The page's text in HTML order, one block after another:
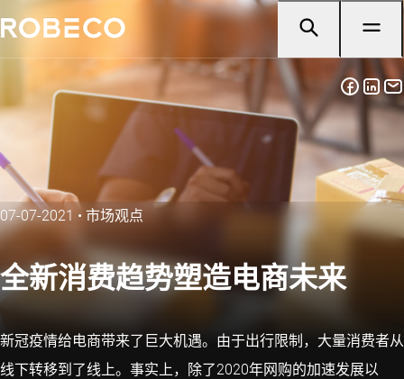
07-07-2021 • 市场观点
全新消费趋势塑造电商未来​
新冠疫情给电商带来了巨大机遇。由于出行限制，大量消费者从
线下转移到了线上。事实上，除了2020年网购的加速发展以